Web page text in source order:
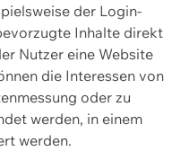
der Login-
Inhalte direkt
Nutzer eine Website
die Interessen von
oder zu
werden, in einem
werden.